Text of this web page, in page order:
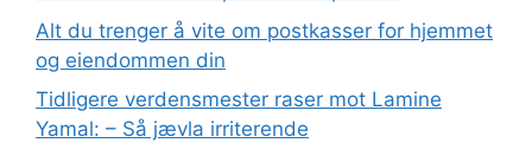
Alt du trenger å vite om postkasser for hjemmet
og eiendommen din
Tidligere verdensmester raser mot Lamine
Yamal: – Så jævla irriterende